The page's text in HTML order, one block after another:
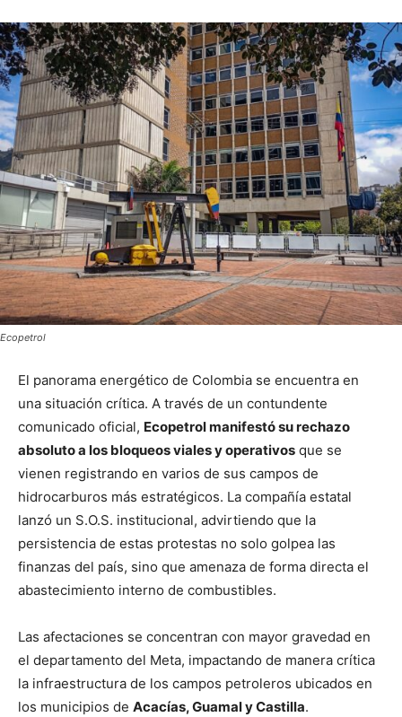
Ecopetrol
El panorama energético de Colombia se encuentra en
una situación crítica. A través de un contundente
comunicado oficial, Ecopetrol manifestó su rechazo
absoluto a los bloqueos viales y operativos que se
vienen registrando en varios de sus campos de
hidrocarburos más estratégicos. La compañía estatal
lanzó un S.O.S. institucional, advirtiendo que la
persistencia de estas protestas no solo golpea las
finanzas del país, sino que amenaza de forma directa el
abastecimiento interno de combustibles.
Las afectaciones se concentran con mayor gravedad en
el departamento del Meta, impactando de manera crítica
la infraestructura de los campos petroleros ubicados en
los municipios de Acacías, Guamal y Castilla.